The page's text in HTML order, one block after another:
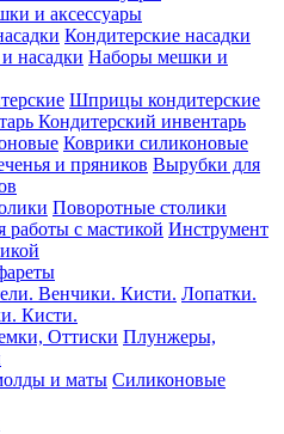
и аксессуары
Кондитерские насадки
Наборы мешки и
Шприцы кондитерские
Кондитерский инвентарь
Коврики силиконовые
Вырубки для
Поворотные столики
Инструмент
Лопатки.
Кисти.
Плунжеры,
Силиконовые